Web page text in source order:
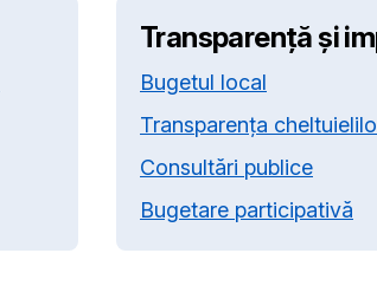
Transparență și
Bugetul local
Transparența
Consultări publice
Bugetare participativă